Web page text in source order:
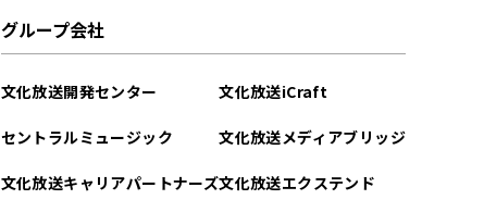
グループ会社
文化放送開発センター
セントラルミュージック
文化放送キャリアパートナーズ
文化放送iCraft
文化放送メディアブリッジ
文化放送エクステンド